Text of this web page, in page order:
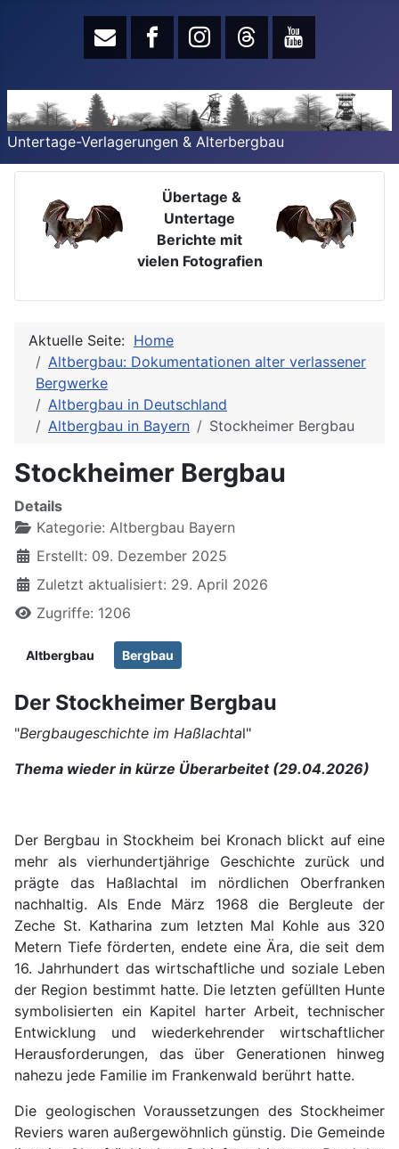
Untertage-Verlagerungen & Alterbergbau
Übertage &
Untertage
Berichte mit
vielen Fotografien
Aktuelle Seite: Home
Altbergbau: Dokumentationen alter verlassener
Bergwerke
Altbergbau in Deutschland
Altbergbau in Bayern
Stockheimer Bergbau
Stockheimer Bergbau
Details
Kategorie: Altbergbau Bayern
Erstellt: 09. Dezember 2025
Zuletzt aktualisiert: 29. April 2026
Zugriffe: 1206
Altbergbau Bergbau
Der Stockheimer Bergbau
"Bergbaugeschichte im Haßlachtal"
Thema wieder in kürze Überarbeitet (29.04.2026)
Der Bergbau in Stockheim bei Kronach blickt auf eine
mehr als vierhundertjährige Geschichte zurück und
prägte das Haßlachtal im nördlichen Oberfranken
nachhaltig. Als Ende März 1968 die Bergleute der
Zeche St. Katharina zum letzten Mal Kohle aus 320
Metern Tiefe förderten, endete eine Ära, die seit dem
16. Jahrhundert das wirtschaftliche und soziale Leben
der Region bestimmt hatte. Die letzten gefüllten Hunte
symbolisierten ein Kapitel harter Arbeit, technischer
Entwicklung und wiederkehrender wirtschaftlicher
Herausforderungen, das über Generationen hinweg
nahezu jede Familie im Frankenwald berührt hatte.
Die geologischen Voraussetzungen des Stockheimer
Reviers waren außergewöhnlich günstig. Die Gemeinde